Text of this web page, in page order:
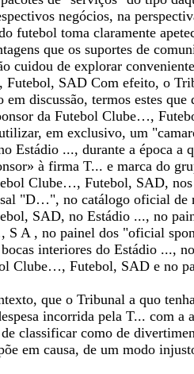
negócios, na
futebol toma claramente
que os suportes de
cuidou de explorar
SAD Com efeito, o
em discussão, termos estes
da Futebol Clube…,
em exclusivo, um
..., durante a época a
à firma T... e marca do
Clube…, Futebol, SAD,
"D…", no catálogo oficial de
SAD, no Estádio ..., no
A , no painel dos "oficial
interiores do Estádio ...,
Clube…, Futebol, SAD e no
que o Tribunal a quo
incorrida pela T... com
classificar como de
em causa, de um modo